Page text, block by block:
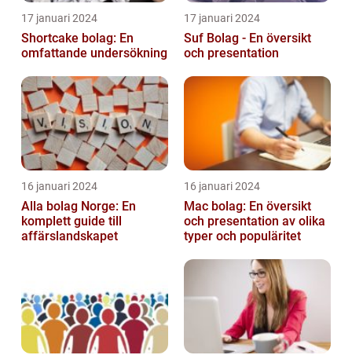
17 januari 2024
Shortcake bolag: En
omfattande undersökning
17 januari 2024
Suf Bolag - En översikt
och presentation
16 januari 2024
Alla bolag Norge: En
komplett guide till
affärslandskapet
16 januari 2024
Mac bolag: En översikt
och presentation av olika
typer och populäritet